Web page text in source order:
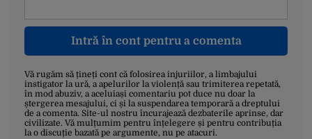
Intră în cont pentru a comenta
Vă rugăm să țineți cont că folosirea injuriilor, a limbajului
instigator la ură, a apelurilor la violență sau trimiterea repetată,
în mod abuziv, a aceluiași comentariu pot duce nu doar la
ștergerea mesajului, ci și la suspendarea temporară a dreptului
de a comenta. Site-ul nostru încurajează dezbaterile aprinse, dar
civilizate. Vă mulțumim pentru înțelegere și pentru contribuția
la o discuție bazată pe argumente, nu pe atacuri.